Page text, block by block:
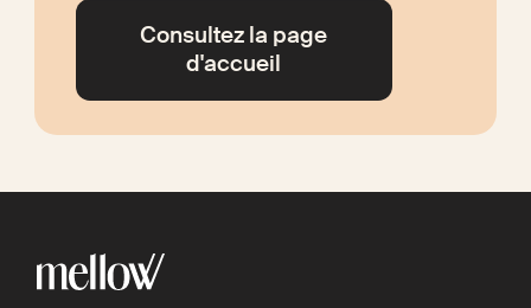
Consultez la page
d'accueil